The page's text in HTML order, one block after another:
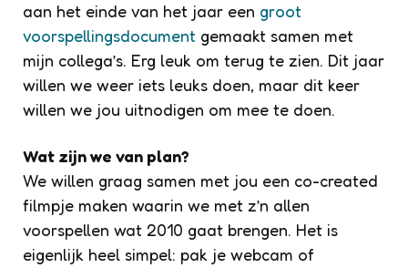
aan het einde van het jaar een groot
voorspellingsdocument gemaakt samen met
mijn collega’s. Erg leuk om terug te zien. Dit jaar
willen we weer iets leuks doen, maar dit keer
willen we jou uitnodigen om mee te doen.
Wat zijn we van plan?
We willen graag samen met jou een co-created
filmpje maken waarin we met z’n allen
voorspellen wat 2010 gaat brengen. Het is
eigenlijk heel simpel: pak je webcam of